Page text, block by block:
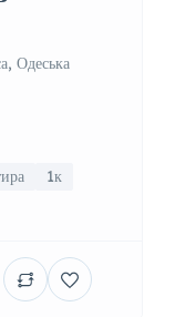
Одеська
1к